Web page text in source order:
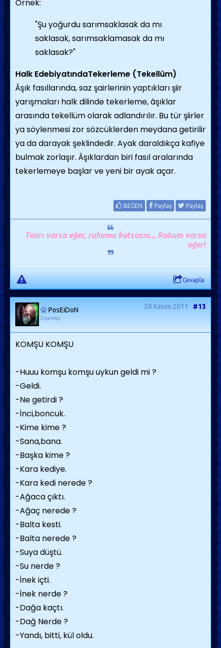
Örnek:
"Şu yoğurdu sarımsaklasak da mı
saklasak, sarımsaklamasak da mı
saklasak?"
Halk EdebiyatındaTekerleme (Tekellüm)
Âşık fasıllarında, saz şairlerinin yaptıkları şiir
yarışmaları halk dilinde tekerleme, âşıklar
arasında tekellüm olarak adlandırılır. Bu tür şiirler
ya söylenmesi zor sözcüklerden meydana getirilir
ya da darayak şeklindedir. Ayak daraldıkça kafiye
bulmak zorlaşır. Âşıklardan biri fasıl aralarında
tekerlemeye başlar ve yeni bir ayak açar.
BEĞEN Paylaş Paylaş
Tanrı varsa eğer, ruhumu kutsasın... Ruhum varsa
eğer!
Cevapla
PosEiDoN
Ziyaretçi
28 Kasım 2011 #13
KOMŞU KOMŞU
-Huuu komşu komşu uykun geldi mi ?
-Geldi.
-Ne getirdi ?
-İnci,boncuk.
-Kime kime ?
-Sana,bana.
-Başka kime ?
-Kara kediye.
-Kara kedi nerede ?
-Ağaca çıktı.
-Ağaç nerede ?
-Balta kesti.
-Balta nerede ?
-Suya düştü.
-Su nerde ?
-İnek içti.
-İnek nerde ?
-Dağa kaçtı.
-Dağ Nerde ?
-Yandı, bitti, kül oldu.